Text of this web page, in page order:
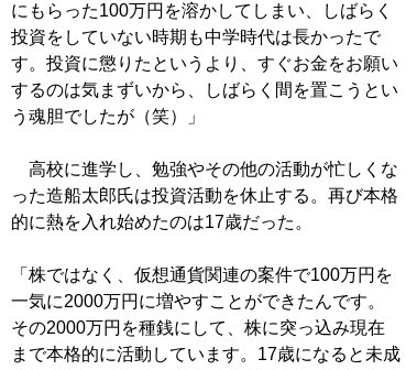
にもらった100万円を溶かしてしまい、しばらく
投資をしていない時期も中学時代は長かったで
す。投資に懲りたというより、すぐお金をお願い
するのは気まずいから、しばらく間を置こうとい
う魂胆でしたが（笑）」
高校に進学し、勉強やその他の活動が忙しくな
った造船太郎氏は投資活動を休止する。再び本格
的に熱を入れ始めたのは17歳だった。
「株ではなく、仮想通貨関連の案件で100万円を
一気に2000万円に増やすことができたんです。
その2000万円を種銭にして、株に突っ込み現在
まで本格的に活動しています。17歳になると未成